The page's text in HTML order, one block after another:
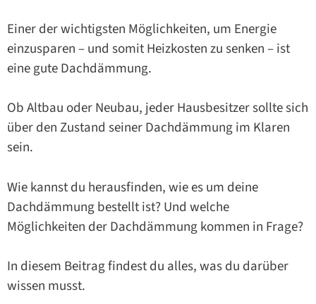
Einer der wichtigsten Möglichkeiten, um Energie
einzusparen – und somit Heizkosten zu senken – ist
eine gute Dachdämmung.
Ob Altbau oder Neubau, jeder Hausbesitzer sollte sich
über den Zustand seiner Dachdämmung im Klaren
sein.
Wie kannst du herausfinden, wie es um deine
Dachdämmung bestellt ist? Und welche
Möglichkeiten der Dachdämmung kommen in Frage?
In diesem Beitrag findest du alles, was du darüber
wissen musst.